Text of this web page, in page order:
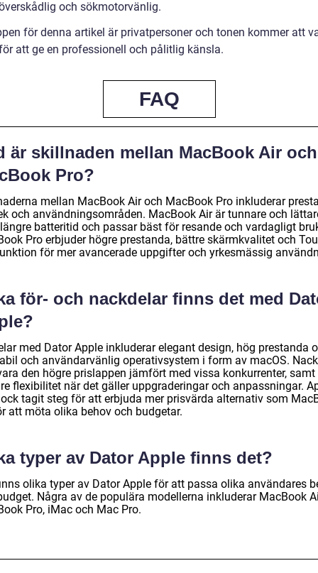
och sökmotorvänlig.
för denna artikel är privatpersoner och tonen kommer att
att ge en professionell och pålitlig känsla.
FAQ
är skillnaden mellan MacBook Air och
Pro?
mellan MacBook Air och MacBook Pro inkluderar
och användningsområden. MacBook Air är tunnare och
batteritid och passar bäst för resande och vardagligt
Pro erbjuder högre prestanda, bättre skärmkvalitet och
för mer avancerade uppgifter och yrkesmässig
för- och nackdelar finns det med
med Dator Apple inkluderar elegant design, hög prestanda
och användarvänlig operativsystem i form av macOS.
den högre prislappen jämfört med vissa konkurrenter, samt
flexibilitet när det gäller uppgraderingar och anpassningar.
tagit steg för att erbjuda mer prisvärda alternativ som
att möta olika behov och budgetar.
typer av Dator Apple finns det?
olika typer av Dator Apple för att passa olika användares
Några av de populära modellerna inkluderar MacBook
Pro, iMac och Mac Pro.